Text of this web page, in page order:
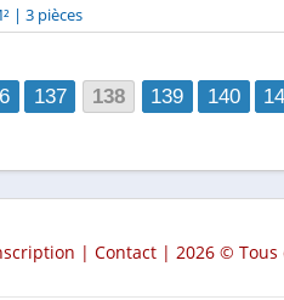
| 3 pièces
137 138 139 140
| Contact | 2026 ©